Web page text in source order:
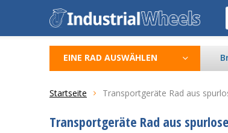
EINE RAD AUSWÄHLEN
Startseite Transportgeräte Rad aus
Transportgeräte Rad aus